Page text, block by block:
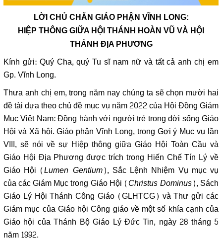
LỜI CHỦ CHĂN GIÁO PHẬN VĨNH LONG:
HIỆP THÔNG GIỮA HỘI THÁNH HOÀN VŨ VÀ HỘI
THÁNH ĐỊA PHƯƠNG
Kính gửi: Quý Cha, quý Tu sĩ nam nữ và tất cả anh chị em
Gp. Vĩnh Long.
Thưa anh chị em, trong năm nay chúng ta sẽ chọn mười hai
đề tài dựa theo chủ đề mục vụ năm 2022 của Hội Đồng Giám
Mục Việt Nam: Đồng hành với người trẻ trong đời sống Giáo
Hội và Xã hội. Giáo phận Vĩnh Long, trong Gợi ý Mục vụ lần
VIII, sẽ nói về sự Hiệp thông giữa Giáo Hội Toàn Cầu và
Giáo Hội Địa Phương được trích trong Hiến Chế Tín Lý về
Giáo Hội (Lumen Gentium), Sắc Lệnh Nhiệm Vụ mục vụ
của các Giám Mục trong Giáo Hội (Christus Dominus), Sách
Giáo Lý Hội Thánh Công Giáo (GLHTCG) và Thư gửi các
Giám mục của Giáo hội Công giáo về một số khía cạnh của
Giáo hội của Thánh Bộ Giáo Lý Đức Tin, ngày 28 tháng 5
năm 1992.